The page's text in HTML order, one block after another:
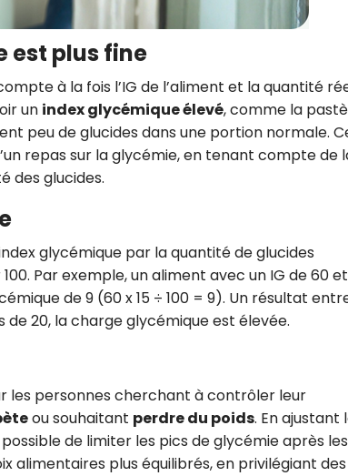
est plus fine
à la fois l’IG de l’aliment et la quantité
un index glycémique élevé, comme la
peu de glucides dans une portion normale.
repas sur la glycémie, en tenant compte de
des glucides.
glycémique par la quantité de glucides
Par exemple, un aliment avec un IG de 60 et
de 9 (60 x 15 ÷ 100 = 9). Un résultat
20, la charge glycémique est élevée.
les personnes cherchant à contrôler leur
ou souhaitant perdre du poids. En ajustant
de limiter les pics de glycémie après les
alimentaires plus équilibrés, en privilégiant des
Ainsi que la newsletter
CROQ.
Je consens à ce que la société
Prisma Players analyse le taux
des courriels pour mesurer et
utilisez. Pour en savoir plus sur ces
voir notrepolitique de
Je reçois mon cadeau !
exercer vos droits, prenez connaissance de notre
Confidentialité .